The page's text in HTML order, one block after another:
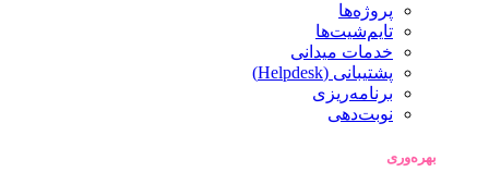
پروژه‌ها
تایم‌شیت‌ها
خدمات میدانی
پشتیبانی (Helpdesk)
برنامه‌ریزی
نوبت‌دهی
بهره‌وری